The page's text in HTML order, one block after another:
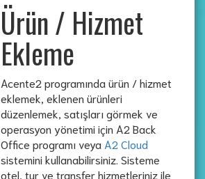
Ürün / Hizmet
Ekleme
Acente2 programında ürün / hizmet
eklemek, eklenen ürünleri
düzenlemek, satışları görmek ve
operasyon yönetimi için A2 Back
Office programı veya A2 Cloud
sistemini kullanabilirsiniz. Sisteme
otel, tur ve transfer hizmetleriniz ile